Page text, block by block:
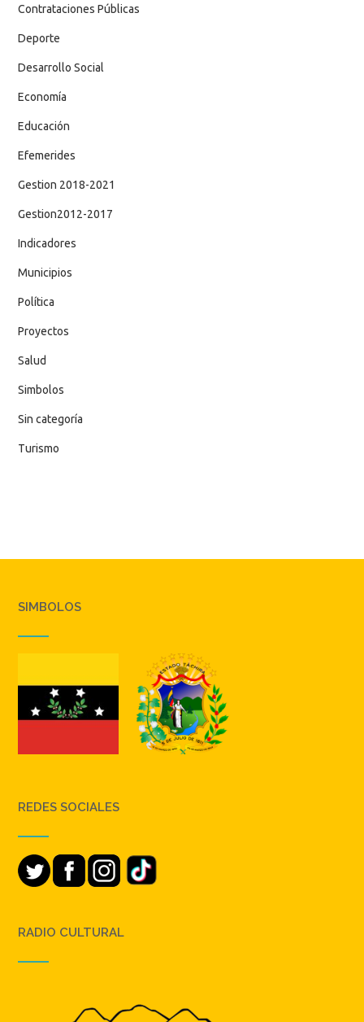
Contrataciones Públicas
Deporte
Desarrollo Social
Economía
Educación
Efemerides
Gestion 2018-2021
Gestion2012-2017
Indicadores
Municipios
Política
Proyectos
Salud
Simbolos
Sin categoría
Turismo
SIMBOLOS
REDES SOCIALES
RADIO CULTURAL